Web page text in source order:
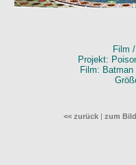
Film
Projekt:
Film:
<< zurück | zum